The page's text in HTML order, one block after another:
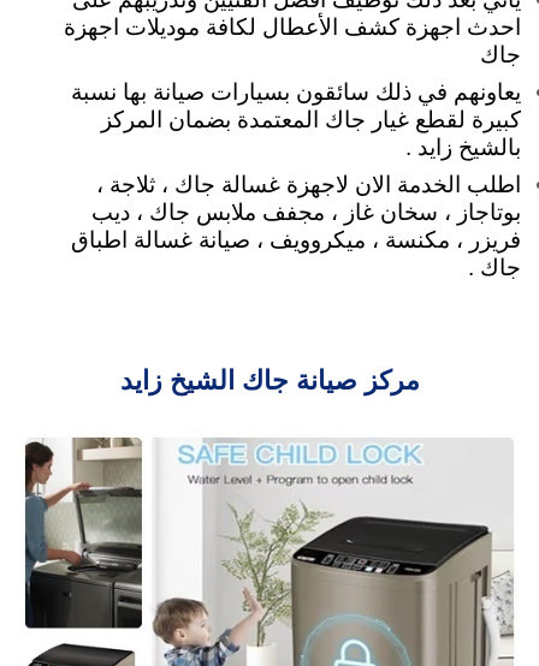
احدث اجهزة كشف الأعطال لكافة موديلات اجهزة
جاك
يعاونهم في ذلك سائقون بسيارات صيانة بها نسبة
كبيرة لقطع غيار جاك المعتمدة بضمان المركز
بالشيخ زايد .
اطلب الخدمة الان لاجهزة غسالة جاك ، ثلاجة ،
بوتاجاز ، سخان غاز ، مجفف ملابس جاك ، ديب
فريزر ، مكنسة ، ميكروويف ، صيانة غسالة اطباق
جاك .
مركز صيانة جاك الشيخ زايد